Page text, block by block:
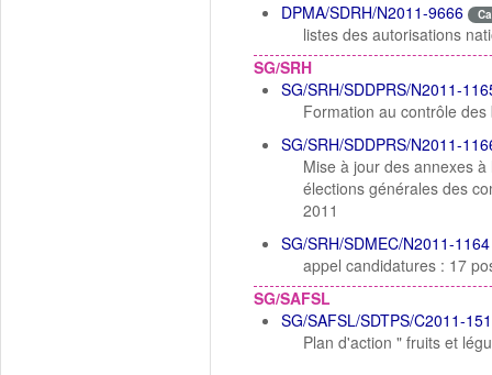
DPMA/SDRH/N2011-9666
listes des autorisations
SG/SRH
SG/SRH/SDDPRS/N2011-
Formation au contrôle
SG/SRH/SDDPRS/N2011-
Mise à jour des annexes
élections générales des
2011
SG/SRH/SDMEC/N2011-1164
appel candidatures : 17
SG/SAFSL
SG/SAFSL/SDTPS/C2011-
Plan d'action " fruits et